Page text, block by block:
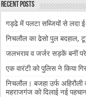
Recent Posts
गड्ढे में पलटा सब्जियों से लदा
निचलौल का ढेसो पुल बदहाल,
जलभराव व जर्जर सड़कें बनीं
एक वारंटी को पुलिस ने किया
निचलौल। बजहा उर्फ
महराजगंज को दिलाई नई